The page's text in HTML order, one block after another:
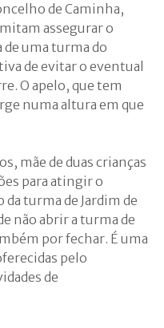
de Caminha,
assegurar o
uma turma do
de evitar o eventual
O apelo, que tem
numa altura em que
mãe de duas crianças
para atingir o
turma de Jardim de
não abrir a turma de
por fechar. É uma
pelo
de